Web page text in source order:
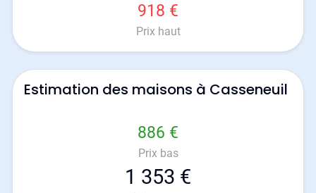
918 €
Prix haut
Estimation des maisons à Casseneuil
886 €
Prix bas
1 353 €